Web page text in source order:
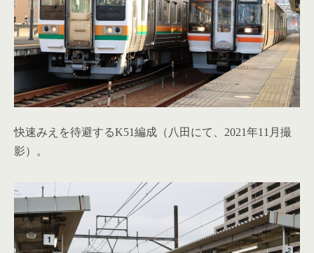
快速みえを待避するK51編成（八田にて、2021年11月撮
影）。